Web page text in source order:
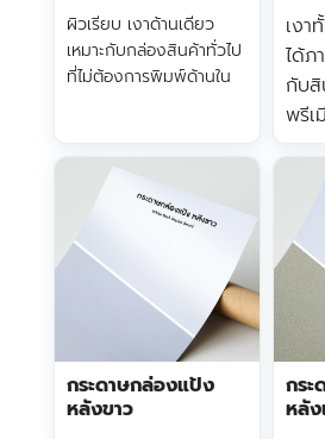
ผิวเรียบ เงาด้านเดียว
เหมาะกับกล่องสินค้าทั่วไป
ที่ไม่ต้องการพิมพ์ด้านใน
เง
ได้ภ
กับ
พรีเ
กระดาษกล่องแป้ง
หลังขาว
กร
หลัง